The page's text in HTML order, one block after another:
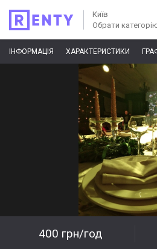
Київ
Обрати
ІНФОРМАЦІЯ ХАРАКТЕРИСТИКИ
400 грн/год